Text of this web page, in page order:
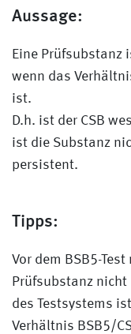
Aussage:
Eine
wenn das
ist.
D.h. ist der CSB
ist die Substanz
persistent.
Tipps:
Vor dem BSB5-
Prüfsubstanz nicht
des Testsystems
Verhältnis BSB5/